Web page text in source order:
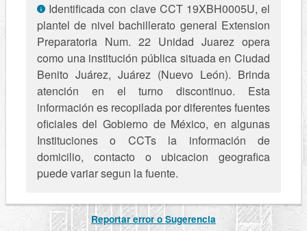
Identificada con clave CCT 19XBH0005U, el
plantel de nivel bachillerato general Extension
Preparatoria Num. 22 Unidad Juarez opera
como una institución pública situada en Ciudad
Benito Juárez, Juárez (Nuevo León). Brinda
atención en el turno discontinuo. Esta
información es recopilada por diferentes fuentes
oficiales del Gobierno de México, en algunas
Instituciones o CCTs la información de
domicilio, contacto o ubicacion geografica
puede variar segun la fuente.
Reportar error o Sugerencia